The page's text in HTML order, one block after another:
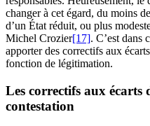
changer à cet égard, du moins
d’un État réduit, ou plus
Michel Crozier[17]. C’est dans
apporter des correctifs aux
fonction de légitimation.
Les correctifs aux écarts
contestation